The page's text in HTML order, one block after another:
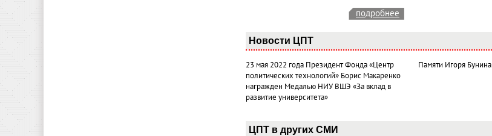
подробнее
Новости ЦПТ
23 мая 2022 года Президент Фонда «Центр
политических технологий» Борис Макаренко
награжден Медалью НИУ ВШЭ «За вклад в
развитие университета»
Памяти Игоря Бунина
ЦПТ в других СМИ